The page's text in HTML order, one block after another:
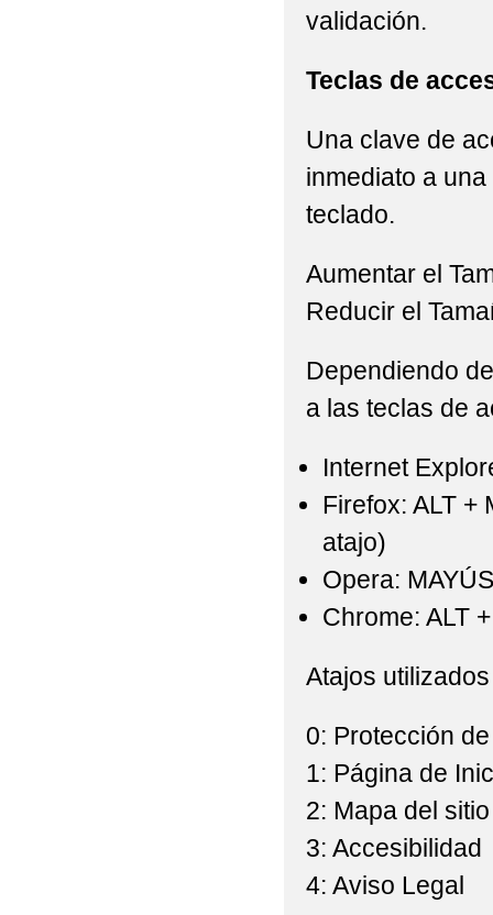
validación.
Teclas de
Una clave de
inmediato a
teclado.
Aumentar el
Reducir el
Dependiendo
a las teclas de
Internet
Firefox: ALT +
atajo)
Opera:
Chrome: ALT
Atajos
0: Protección
1: Página de
2: Mapa del sitio
3: Accesibilidad
4: Aviso Legal